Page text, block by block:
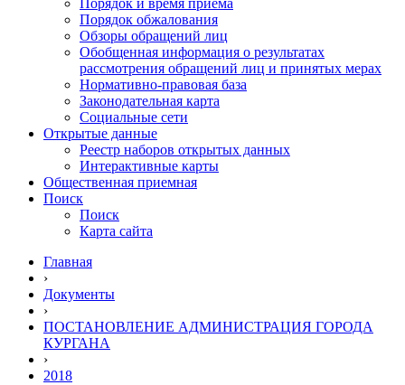
Порядок и время приема
Порядок обжалования
Обзоры обращений лиц
Обобщенная информация о результатах
рассмотрения обращений лиц и принятых мерах
Нормативно-правовая база
Законодательная карта
Социальные сети
Открытые данные
Реестр наборов открытых данных
Интерактивные карты
Общественная приемная
Поиск
Поиск
Карта сайта
Главная
›
Документы
›
ПОСТАНОВЛЕНИЕ АДМИНИСТРАЦИЯ ГОРОДА
КУРГАНА
›
2018